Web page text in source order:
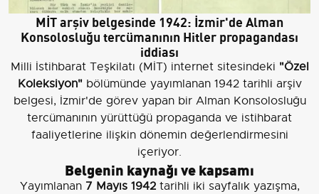
MİT arşiv belgesinde 1942: İzmir'de Alman
Konsolosluğu tercümanının Hitler propagandası
iddiası
Milli İstihbarat Teşkilatı (MİT) internet sitesindeki "Özel
Koleksiyon"bölümünde yayımlanan 1942 tarihli arşiv
belgesi, İzmir'de görev yapan bir Alman Konsolosluğu
tercümanının yürüttüğü propaganda ve istihbarat
faaliyetlerine ilişkin dönemin değerlendirmesini
içeriyor.
Belgenin kaynağı ve kapsamı
Yayımlanan 7 Mayıs 1942tarihli iki sayfalık yazışma,